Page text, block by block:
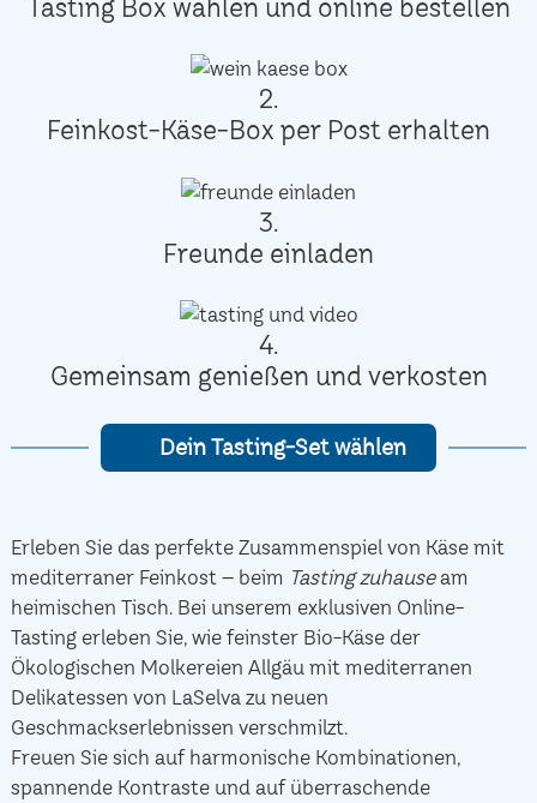
Tasting Box wählen und online bestellen
2.
Feinkost-Käse-Box per Post erhalten
3.
Freunde einladen
4.
Gemeinsam genießen und verkosten
Dein Tasting-Set wählen
Erleben Sie das perfekte Zusammenspiel von Käse mit
mediterraner Feinkost – beim Tasting zuhauseam
heimischen Tisch. Bei unserem exklusiven Online-
Tasting erleben Sie, wie feinster Bio-Käse der
Ökologischen Molkereien Allgäu mit mediterranen
Delikatessen von LaSelva zu neuen
Geschmackserlebnissen verschmilzt.
Freuen Sie sich auf harmonische Kombinationen,
spannende Kontraste und auf überraschende